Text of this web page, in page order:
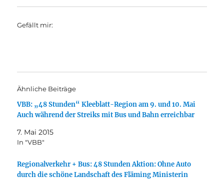
Gefällt mir:
Ähnliche Beiträge
VBB: „48 Stunden“ Kleeblatt-Region am 9. und 10. Mai
Auch während der Streiks mit Bus und Bahn erreichbar
7. Mai 2015
In "VBB"
Regionalverkehr + Bus: 48 Stunden Aktion: Ohne Auto
durch die schöne Landschaft des Fläming Ministerin